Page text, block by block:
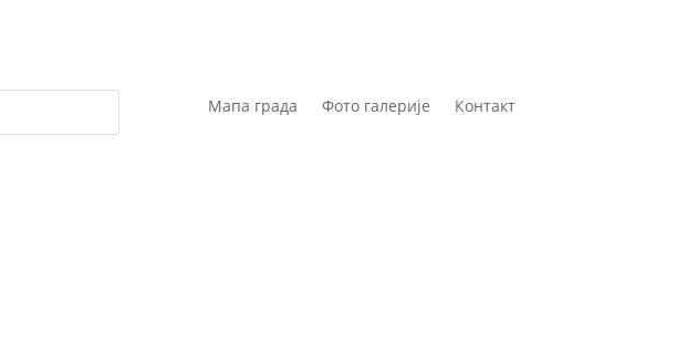
Мапа града Фото галерије Контакт